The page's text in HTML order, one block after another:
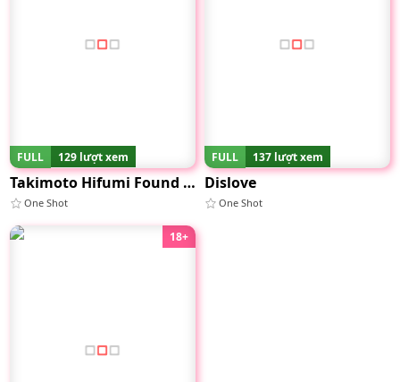
FULL 129 lượt xem
Takimoto Hifumi Found Her Sugar Daddy
One Shot
FULL 137 lượt xem
Dislove
One Shot
18+